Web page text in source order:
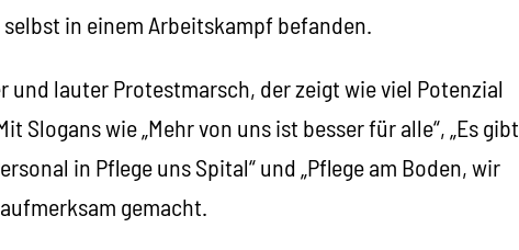
in einem Arbeitskampf befanden.
und lauter Protestmarsch, der zeigt wie viel Potenzial
Slogans wie „Mehr von uns ist besser für alle“, „Es gibt
in Pflege uns Spital“ und „Pflege am Boden, wir
gemacht.